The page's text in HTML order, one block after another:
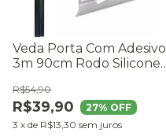
Veda Porta Com Adesivo
3m 90cm Rodo Silicone
R$39,90
R$54,90
27% OFF
3 x de R$13,30 sem juros